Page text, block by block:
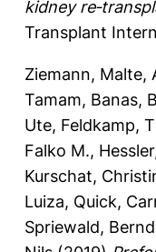
kidney
Transplant
Ziemann, Malte,
Tamam, Banas,
Ute, Feldkamp,
Falko M.,
Kurschat,
Luiza, Quick,
Spriewald, Bernd